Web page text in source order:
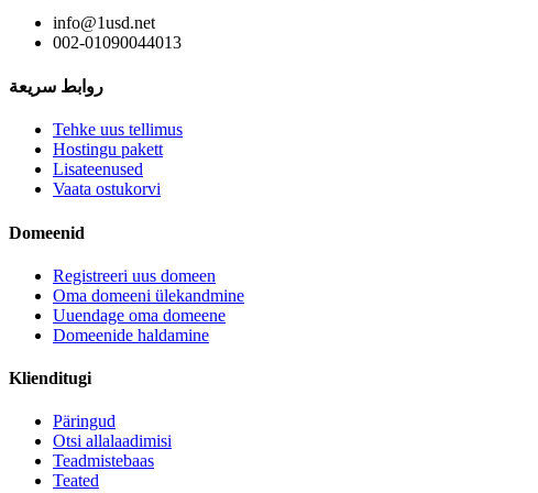
info@1usd.net
002-01090044013
روابط سريعة
Tehke uus tellimus
Hostingu pakett
Lisateenused
Vaata ostukorvi
Domeenid
Registreeri uus domeen
Oma domeeni ülekandmine
Uuendage oma domeene
Domeenide haldamine
Klienditugi
Päringud
Otsi allalaadimisi
Teadmistebaas
Teated